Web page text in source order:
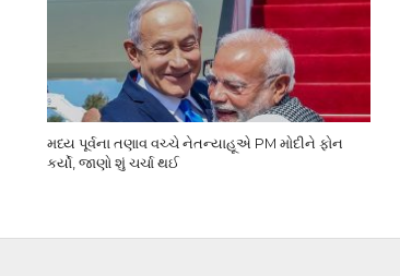
મધ્ય પૂર્વના તણાવ વચ્ચે નેતન્યાહૂએ PM મોદીને ફોન
કર્યો, જાણો શું ચર્ચા થઈ